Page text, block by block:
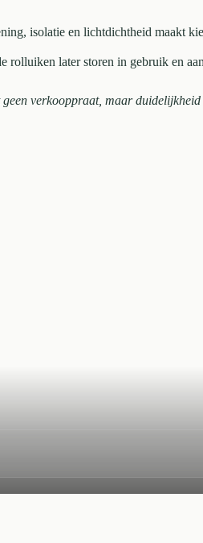
isolatie en lichtdichtheid maakt
rolluiken later storen in gebruik en
geen verkooppraat, maar